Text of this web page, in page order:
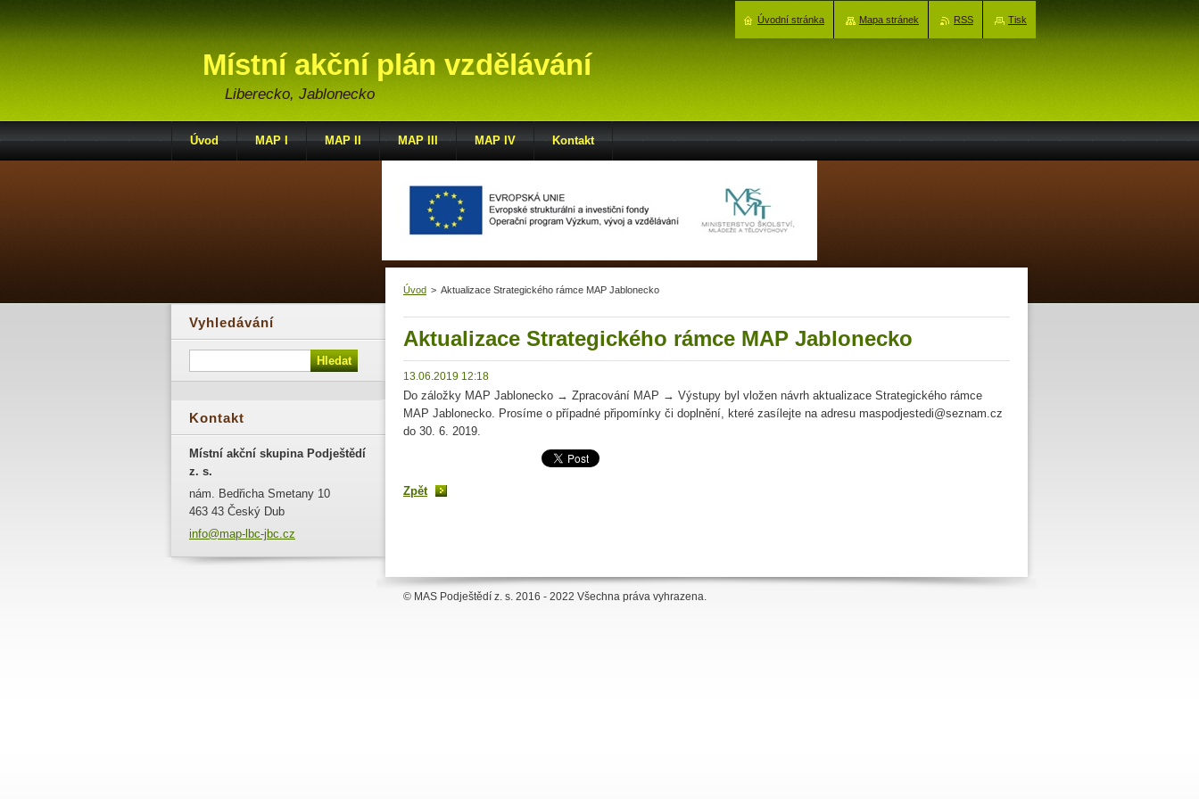
Místní akční plán vzdělávání
Liberecko, Jablonecko
Úvod > Aktualizace Strategického rámce MAP Jablonecko
Aktualizace Strategického rámce MAP Jablonecko
13.06.2019 12:18
Do záložky MAP Jablonecko → Zpracování MAP → Výstupy byl vložen návrh aktualizace Strategického rámce
MAP Jablonecko. Prosíme o případné připomínky či doplnění, které zasílejte na adresu maspodjestedi@seznam.cz
do 30. 6. 2019.
Zpět
Vyhledávání
Kontakt
Místní akční skupina Podještědí
z. s.
nám. Bedřicha Smetany 10
463 43 Český Dub
info@map-lbc-jbc.cz
Úvod MAP I MAP II MAP III MAP IV Kontakt
© MAS Podještědí z. s. 2016 - 2022 Všechna práva vyhrazena.
Úvodní stránka Mapa stránek RSS Tisk